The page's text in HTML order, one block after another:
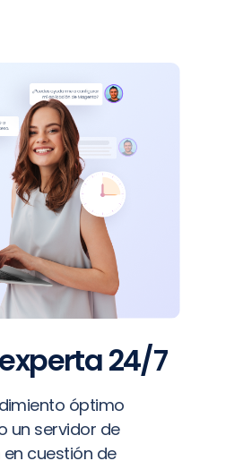
24/7
óptimo
un servidor de
en cuestión de